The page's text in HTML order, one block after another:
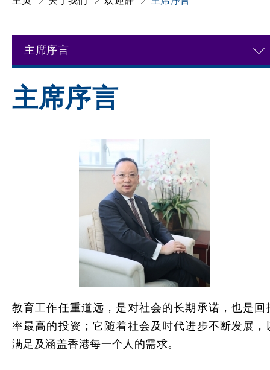
主席序言
主席序言
教育工作任重道远，是对社会的长期承诺，也是回
率最高的投资；它随着社会及时代进步不断发展，
满足及涵盖香港每一个人的需求。